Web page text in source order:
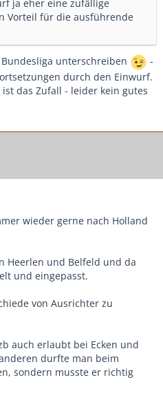
ja eher eine zufällige
Vorteil für die ausführende
unterschreiben
-
durch den Einwurf.
das Zufall - leider kein gutes
wieder gerne nach Holland
Heerlen und Belfeld und da
und eingepasst.
von Ausrichter zu
auch erlaubt bei Ecken und
durfte man beim
sondern musste er richtig